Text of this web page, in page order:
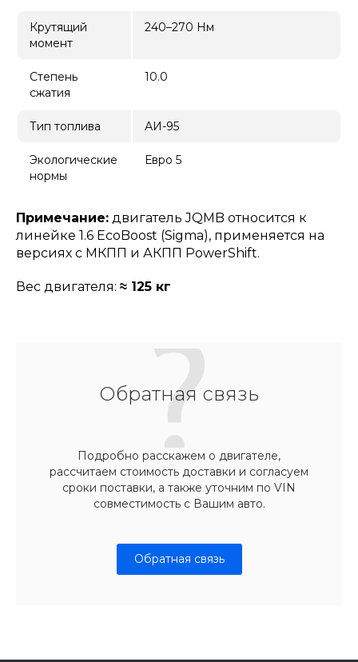
Крутящий
момент
240–270 Нм
Степень
сжатия
10.0
Тип топлива АИ-95
Экологические
нормы
Евро 5
Примечание: двигатель JQMB относится к
линейке 1.6 EcoBoost (Sigma), применяется на
версиях с МКПП и АКПП PowerShift.
Вес двигателя: ≈ 125 кг
Обратная связь
Подробно расскажем о двигателе,
рассчитаем стоимость доставки и согласуем
сроки поставки, а также уточним по VIN
совместимость с Вашим авто.
Обратная связь